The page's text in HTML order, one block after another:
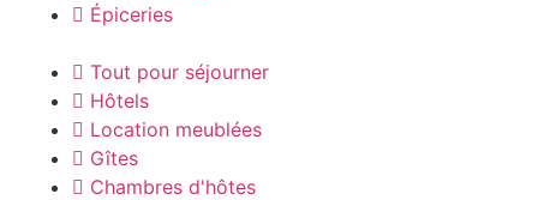
Épiceries
Tout pour séjourner
Hôtels
Location meublées
Gîtes
Chambres d'hôtes